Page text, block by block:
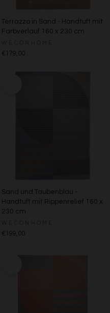
Terrazzo in Sand - Handtuft mit
Farbverlauf 160 x 230 cm
€179,00
Sand und Taubenblau -
Handtuft mit Rippenrelief 160 x
230 cm
€199,00